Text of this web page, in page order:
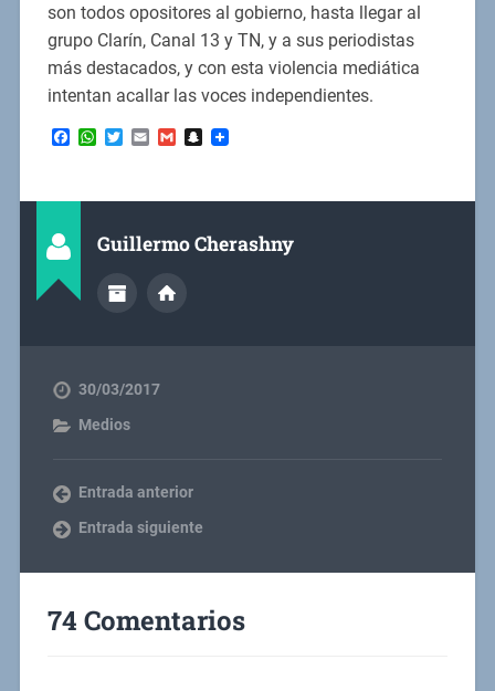
son todos opositores al gobierno, hasta llegar al
grupo Clarín, Canal 13 y TN, y a sus periodistas
más destacados, y con esta violencia mediática
intentan acallar las voces independientes.
Facebook
WhatsApp
TwitterEmailGmailSnapchat
Guillermo Cherashny
30/03/2017
Medios
Entrada anterior
Entrada siguiente
74 Comentarios